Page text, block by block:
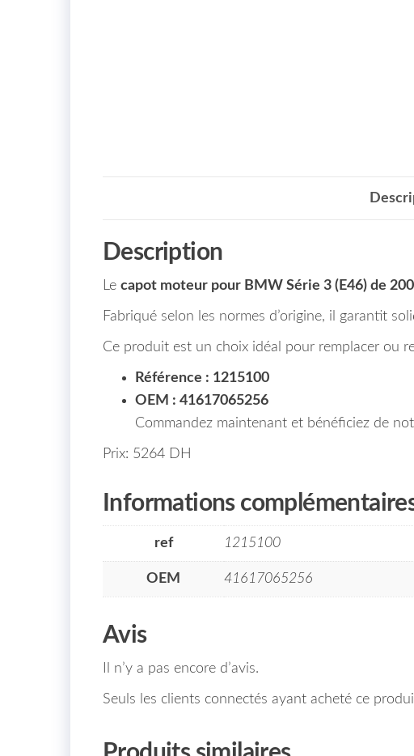
Description
Le capot moteur pour BMW Série 3 (E46) de
Fabriqué selon les normes d’origine, il garantit
Ce produit est un choix idéal pour remplacer ou
Référence : 1215100
OEM : 41617065256
Commandez maintenant et bénéficiez de
Prix: 5264 DH
Informations
ref 1215100
OEM 41617065256
Avis
Il n’y a pas encore d’avis.
Seuls les clients connectés ayant acheté ce